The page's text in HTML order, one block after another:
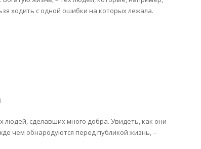
ходить с одной ошибки на которых лежала.
сделавших много добра. Увидеть, как они
чем обнародуются перед публикой жизнь, –